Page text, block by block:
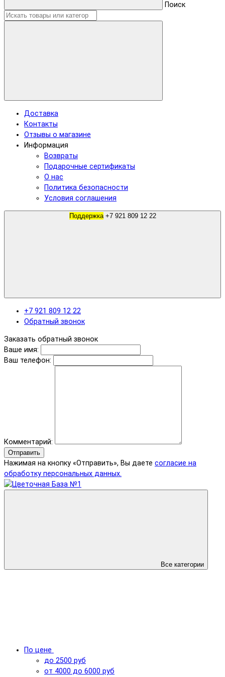
Поиск
Доставка
Контакты
Отзывы о магазине
Информация
Возвраты
Подарочные сертификаты
О нас
Политика безопасности
Условия соглашения
Поддержка +7 921 809 12 22
+7 921 809 12 22
Обратный звонок
Заказать обратный звонок
Ваше имя:
Ваш телефон:
Комментарий:
Отправить
Нажимая на кнопку «Отправить», Вы даете согласие на
обработку персональных данных.
Все категории
По цене
до 2500 руб
от 4000 до 6000 руб